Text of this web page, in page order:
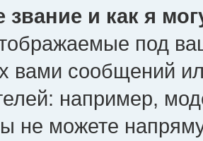
звание и как я
под
вами сообщений
например,
не можете